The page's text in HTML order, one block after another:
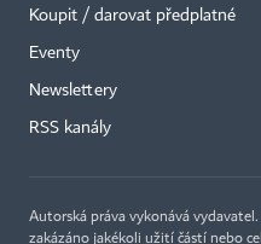
Koupit / darovat předplatné
Eventy
Newslettery
RSS kanály
Autorská práva vykonává
zakázáno jakékoli užití částí nebo